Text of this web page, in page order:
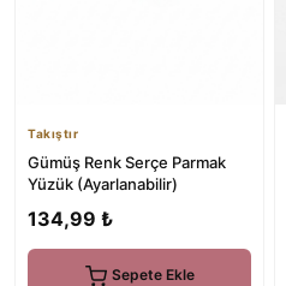
Takıştır
Gümüş Renk Serçe Parmak
Yüzük (Ayarlanabilir)
134,99 ₺
Sepete Ekle